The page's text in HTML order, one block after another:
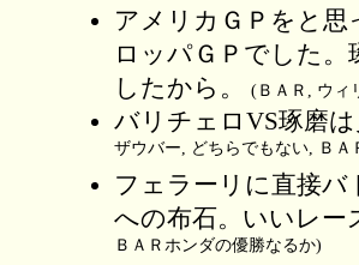
アメリカＧＰをと
ロッパＧＰでした
したから。
(ＢＡＲ, ウィ
バリチェロVS琢磨
ザウバー, どちらでもない, Ｂ
フェラーリに直接バ
への布石。いいレ
ＢＡＲホンダの優勝なるか)